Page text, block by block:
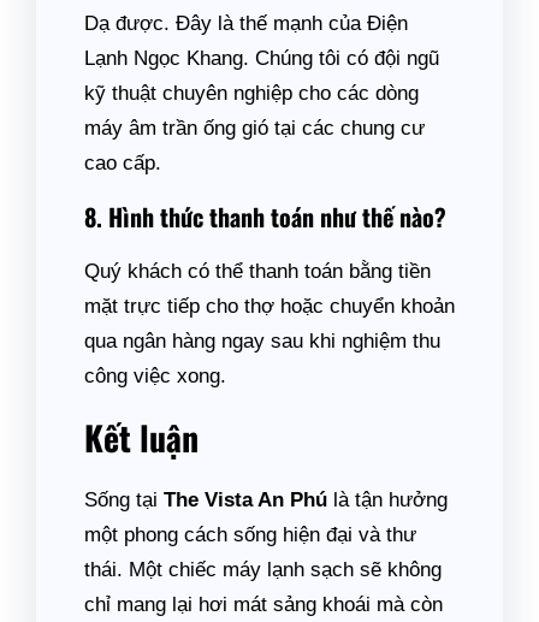
Dạ được. Đây là thế mạnh của Điện
Lạnh Ngọc Khang. Chúng tôi có đội ngũ
kỹ thuật chuyên nghiệp cho các dòng
máy âm trần ống gió tại các chung cư
cao cấp.
8. Hình thức thanh toán như thế nào?
Quý khách có thể thanh toán bằng tiền
mặt trực tiếp cho thợ hoặc chuyển khoản
qua ngân hàng ngay sau khi nghiệm thu
công việc xong.
Kết luận
Sống tại The Vista An Phú là tận hưởng
một phong cách sống hiện đại và thư
thái. Một chiếc máy lạnh sạch sẽ không
chỉ mang lại hơi mát sảng khoái mà còn